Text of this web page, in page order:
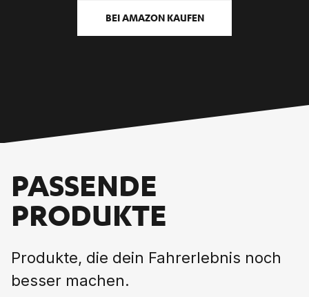
BEI AMAZON KAUFEN
PASSENDE
PRODUKTE
Produkte, die dein Fahrerlebnis noch
besser machen.